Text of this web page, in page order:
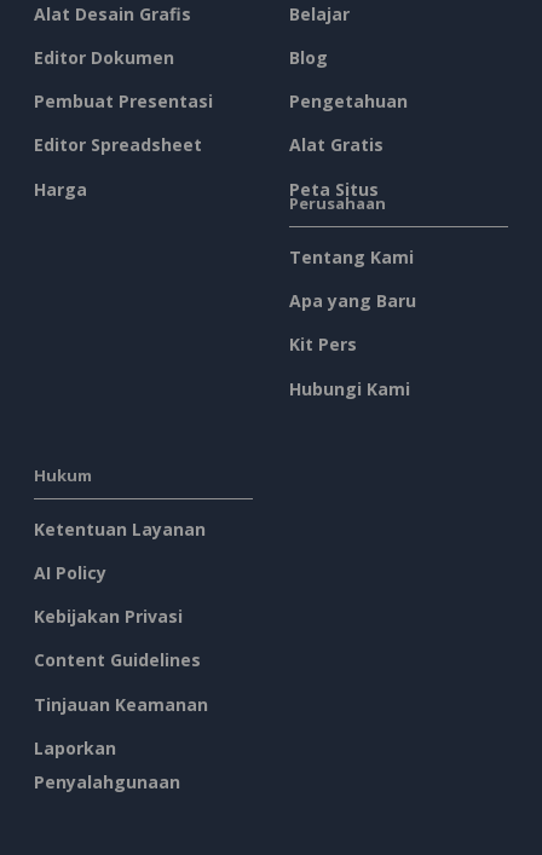
Alat Desain Grafis
Editor Dokumen
Pembuat Presentasi
Editor Spreadsheet
Harga
Belajar
Blog
Pengetahuan
Alat Gratis
Peta Situs
Perusahaan
Tentang Kami
Apa yang Baru
Kit Pers
Hubungi Kami
Hukum
Ketentuan Layanan
AI Policy
Kebijakan Privasi
Content Guidelines
Tinjauan Keamanan
Laporkan
Penyalahgunaan